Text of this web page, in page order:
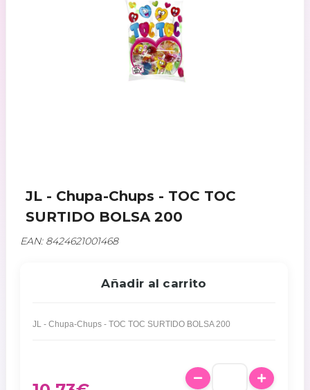
JL - Chupa-Chups - TOC TOC
SURTIDO BOLSA 200
EAN: 8424621001468
Añadir al carrito
JL - Chupa-Chups - TOC TOC SURTIDO BOLSA 200